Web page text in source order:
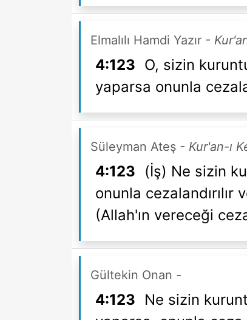
Elmalılı Hamdi Yazır -
4:123 O, sizin
yaparsa onunla
Süleyman Ateş - Kur'an-ı
4:123
(İş) Ne sizin
onunla
(Allah'ın vereceği
Gültekin Onan -
4:123
Ne sizin